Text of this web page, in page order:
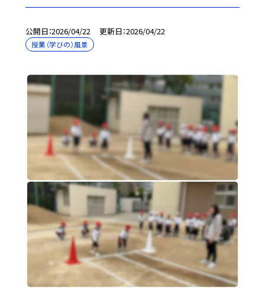
公開日 2026/04/22 更新日 2026/04/22
授業（学びの）風景